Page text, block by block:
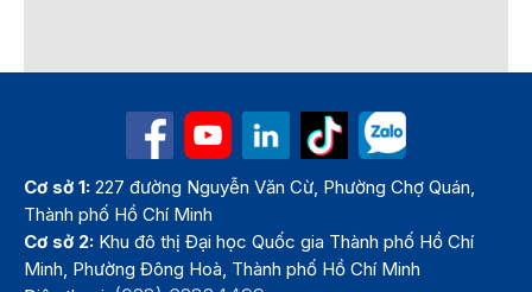
Cơ sở 1: 227 đường Nguyễn Văn Cừ, Phường Chợ Quán,
Thành phố Hồ Chí Minh
Cơ sở 2: Khu đô thị Đại học Quốc gia Thành phố Hồ Chí
Minh, Phường Đông Hoà, Thành phố Hồ Chí Minh